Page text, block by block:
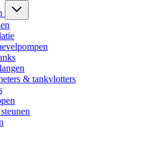
& tankvlotters